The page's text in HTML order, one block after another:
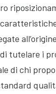
tutelare i
di chi